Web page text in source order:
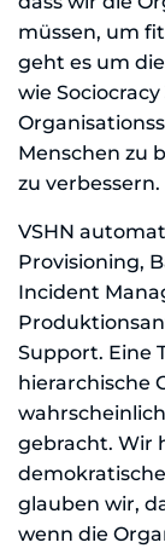
müssen, um
geht es um
wie
Menschen zu
zu verbessern.
VSHN
Provisioning,
Incident
Support. Eine
hierarchische
gebracht. Wir
glauben wir,
wenn die